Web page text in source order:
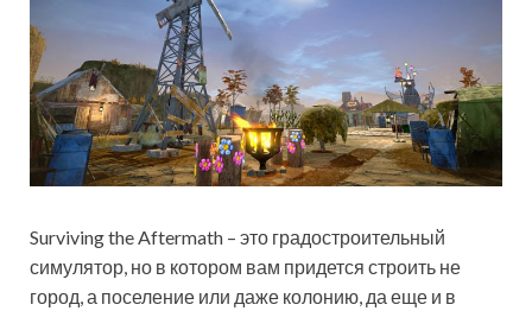
Surviving the Aftermath – это градостроительный
симулятор, но в котором вам придется строить не
город, а поселение или даже колонию, да еще и в